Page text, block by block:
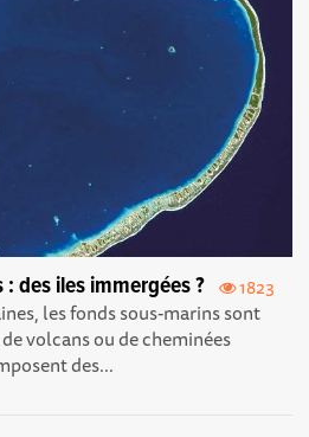
1823
des iles immergées ?
les fonds sous-marins sont
volcans ou de cheminées
des...